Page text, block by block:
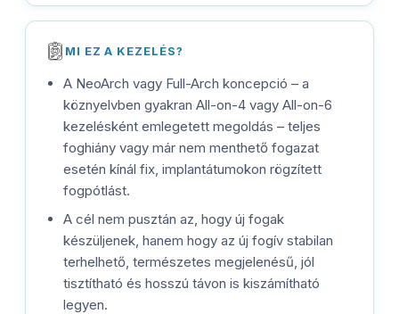
MI EZ A KEZELÉS?
A NeoArch vagy Full-Arch koncepció – a
köznyelvben gyakran All-on-4 vagy All-on-6
kezelésként emlegetett megoldás – teljes
foghiány vagy már nem menthető fogazat
esetén kínál fix, implantátumokon rögzített
fogpótlást.
A cél nem pusztán az, hogy új fogak
készüljenek, hanem hogy az új fogív stabilan
terhelhető, természetes megjelenésű, jól
tisztítható és hosszú távon is kiszámítható
legyen.